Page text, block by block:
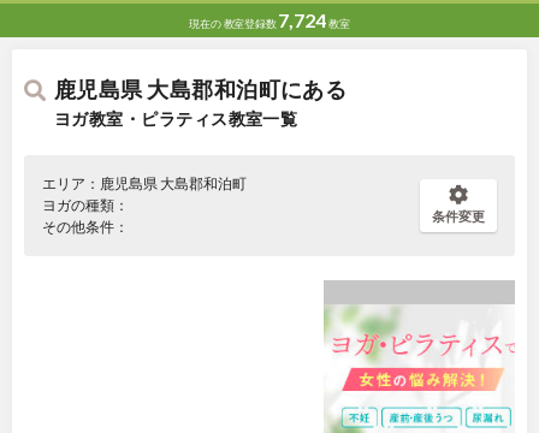
現在の教室登録数 7,724教室
鹿児島県 大島郡和泊町にある
ヨガ教室・ピラティス教室一覧
エリア：鹿児島県 大島郡和泊町
ヨガの種類：
その他条件：
条件変更